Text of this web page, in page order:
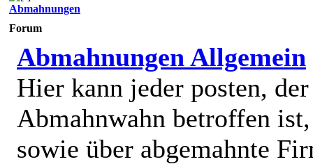
Abmahnungen
Forum
Abmahnungen Allgemein
Hier kann jeder posten,
Abmahnwahn betroffen ist,
sowie über abgemahnte